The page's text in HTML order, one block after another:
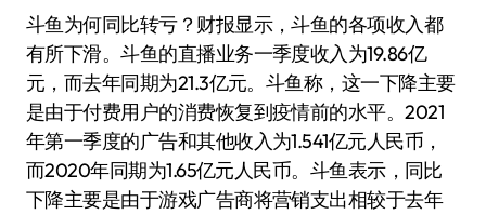
斗鱼为何同比转亏？财报显示，斗鱼的各项收入都
有所下滑。斗鱼的直播业务一季度收入为19.86亿
元，而去年同期为21.3亿元。斗鱼称，这一下降主要
是由于付费用户的消费恢复到疫情前的水平。2021
年第一季度的广告和其他收入为1.541亿元人民币，
而2020年同期为1.65亿元人民币。斗鱼表示，同比
下降主要是由于游戏广告商将营销支出相较于去年